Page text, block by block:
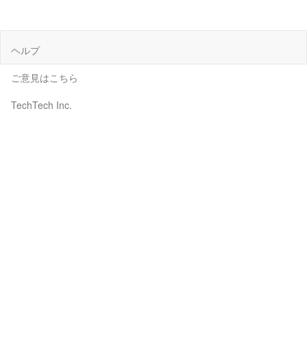
ヘルプ
ご意見はこちら
TechTech Inc.